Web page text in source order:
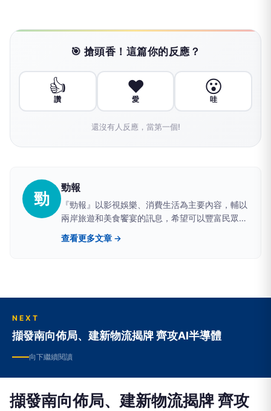
🎯 搶頭香！這篇你的反應？
👍
讚
❤️
愛
😮
哇
還沒有人反應，當第一個!
勁
勁報
『勁報』以影視娛樂、消費生活為主要內容，輔以
兩岸旅遊和美食饗宴的訊息，希望可以豐富民眾的
生活，帶給社會大眾美好的未來。
查看更多文章 →
NEXT
擷發南向佈局、建新物流揭牌 齊攻AI半導體
向下繼續閱讀
擷發南向佈局、建新物流揭牌 齊攻